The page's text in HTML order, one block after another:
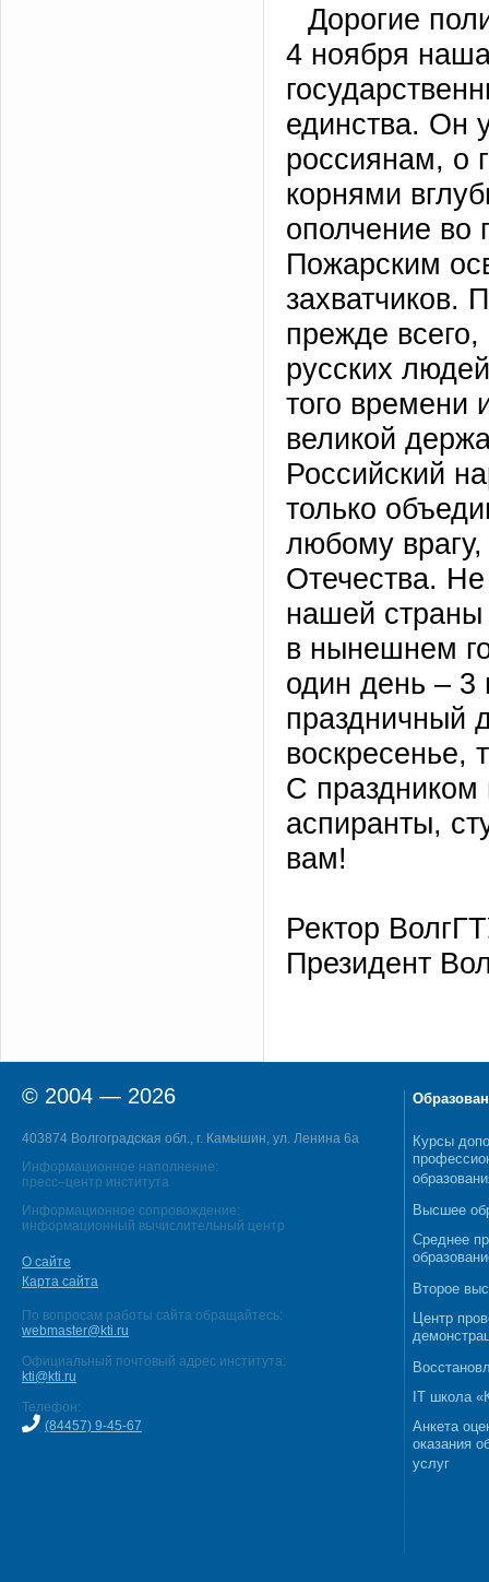
Дорогие
4 ноября
единства. Он
россиянам, о
корнями
ополчение
Пожарским
захватчиков.
прежде
русских
того времени
великой
Российский
только
любому врагу,
Отечества.
нашей
в нынешнем
один день – 3
праздничный
воскресенье,
С праздником
аспиранты,
вам!
Ректор
Президент
© 2004 — 2026
403874 Волгоградская обл., г. Камышин, ул. Ленина 6а
Информационное наполнение:
пресс–центр института
Информационное сопровождение:
информационный вычислительный центр
О сайте
Карта сайта
По вопросам работы сайта обращайтесь:
webmaster@kti.ru
Официальный почтовый адрес института:
kti@kti.ru
Телефон:
(84457) 9-45-67
Курсы
Высшее
Среднее
Второе
Центр
IT школа
Анкета
оказания
услуг